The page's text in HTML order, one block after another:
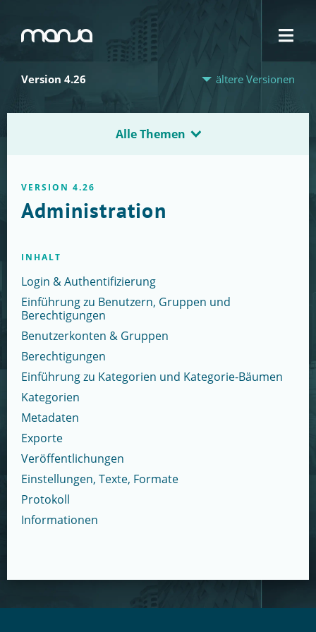
Navigation
Version 4.26 ältere Versionen
Alle Themen
VERSION 4.26
Administration
INHALT
Login & Authentifizierung
Einführung zu Benutzern, Gruppen und
Berechtigungen
Benutzerkonten & Gruppen
Berechtigungen
Einführung zu Kategorien und Kategorie-Bäumen
Kategorien
Metadaten
Exporte
Veröffentlichungen
Einstellungen, Texte, Formate
Protokoll
Informationen